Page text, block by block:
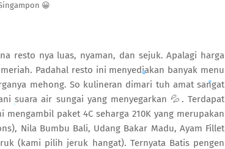
😀
resto nya luas, nyaman, dan sejuk. Apalagi harga
Padahal resto ini menyediakan banyak menu
mehong. So kulineran dimari tuh amat sangat
suara air sungai yang menyegarkan 💦. Terdapat
paket 4C seharga 210K yang merupakan
Nila Bumbu Bali, Udang Bakar Madu, Ayam Fillet
(kami pilih jeruk hangat). Ternyata Batis pengen